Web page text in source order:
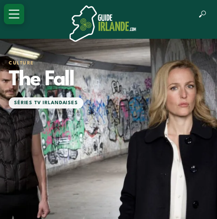
CULTURE
The Fall
SÉRIES TV IRLANDAISES